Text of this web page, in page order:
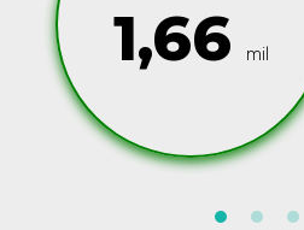
1,66 mil